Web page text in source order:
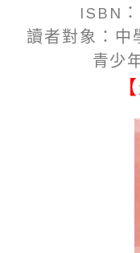
ISBN
讀者對象：中
青少